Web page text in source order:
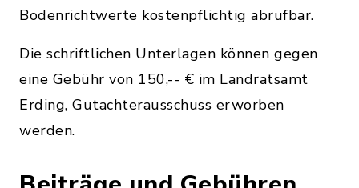
Bodenrichtwerte kostenpflichtig abrufbar.
Die schriftlichen Unterlagen können gegen
eine Gebühr von 150,-- € im Landratsamt
Erding, Gutachterausschuss erworben
werden.